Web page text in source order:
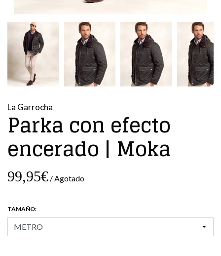
La Garrocha
Parka con efecto
encerado | Moka
99,95€ / Agotado
TAMAÑO: